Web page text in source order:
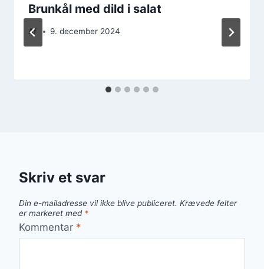
Brunkål med dild i salat
Af 9. december 2024
Skriv et svar
Din e-mailadresse vil ikke blive publiceret. Krævede felter
er markeret med *
Kommentar *